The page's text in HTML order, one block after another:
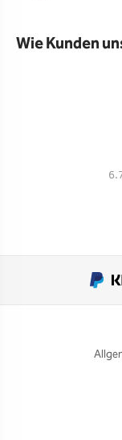
Wie Kunden